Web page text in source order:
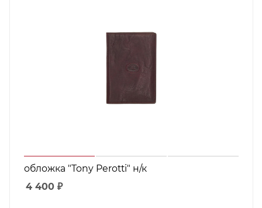
обложка "Tony Perotti" н/к
4 400 ₽